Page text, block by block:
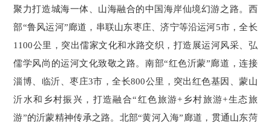
聚力打造城海一体、山海融合的中国海岸仙境幻游之路。西
部“鲁风运河”廊道，串联山东枣庄、济宁等沿运河5市，全长
1100公里，突出儒家文化和水路交织，打造展运河风采、弘
儒学风尚的运河文化致敬之路。南部“红色沂蒙”廊道，连接
淄博、临沂、枣庄3市，全长800公里，突出红色基因、蒙山
沂水和乡村振兴，打造融合“红色旅游+乡村旅游+生态旅
游”的沂蒙精神传承之路。北部“黄河入海”廊道，贯通山东菏